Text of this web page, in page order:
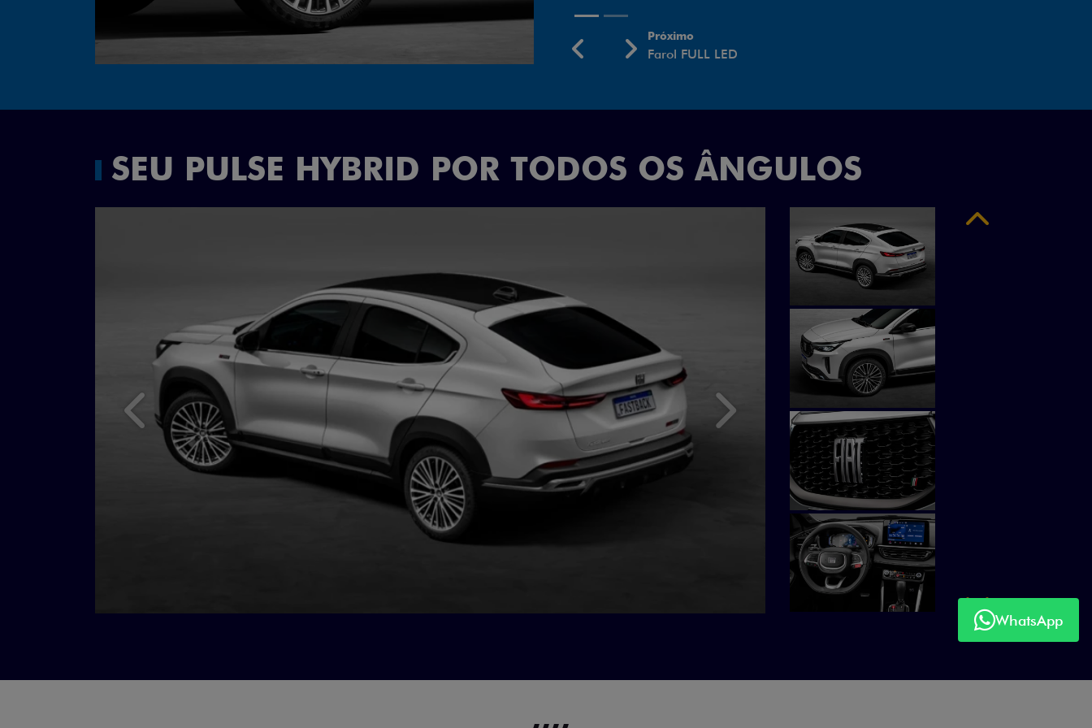
Rodas aro 18"
SEU PULSE HYBRID POR TODOS OS ÂNGULOS
Próximo
WhatsApp